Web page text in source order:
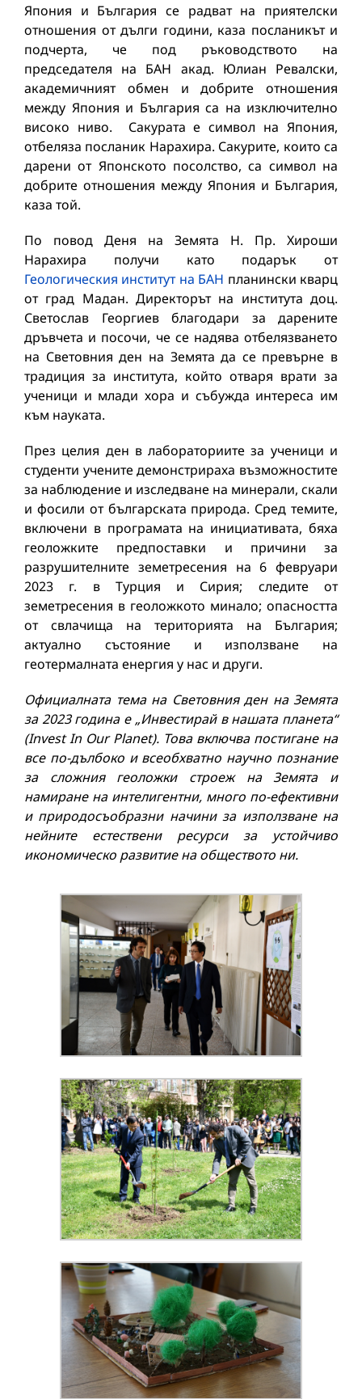
Япония и България се радват на приятелски
отношения от дълги години, каза посланикът и
подчерта, че под ръководството на
председателя на БАН акад. Юлиан Ревалски,
академичният обмен и добрите отношения
между Япония и България са на изключително
високо ниво. Сакурата е символ на Япония,
отбеляза посланик Нарахира. Сакурите, които са
дарени от Японското посолство, са символ на
добрите отношения между Япония и България,
каза той.
По повод Деня на Земята Н. Пр. Хироши
Нарахира получи като подарък от
Геологическия институт на БАН планински кварц
от град Мадан. Директорът на института доц.
Светослав Георгиев благодари за дарените
дръвчета и посочи, че се надява отбелязването
на Световния ден на Земята да се превърне в
традиция за института, който отваря врати за
ученици и млади хора и събужда интереса им
към науката.
През целия ден в лабораториите за ученици и
студенти учените демонстрираха възможностите
за наблюдение и изследване на минерали, скали
и фосили от българската природа. Сред темите,
включени в програмата на инициативата, бяха
геоложките предпоставки и причини за
разрушителните земетресения на 6 февруари
2023 г. в Турция и Сирия; следите от
земетресения в геоложкото минало; опасността
от свлачища на територията на България;
актуално състояние и използване на
геотермалната енергия у нас и други.
Официалната тема на Световния ден на Земята
за 2023 година е „Инвестирай в нашата планета“
(Invest In Our Planet). Това включва постигане на
все по-дълбоко и всеобхватно научно познание
за сложния геоложки строеж на Земята и
намиране на интелигентни, много по-ефективни
и природосъобразни начини за използване на
нейните естествени ресурси за устойчиво
икономическо развитие на обществото ни.